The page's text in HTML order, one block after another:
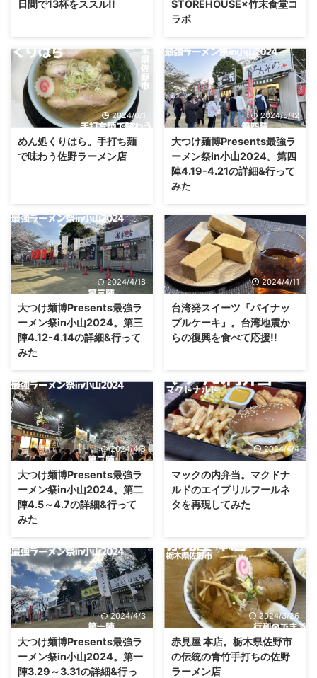
日間で13杯をススル!!
STOREHOUSE×竹末食堂コ
ラボ
2024/6/1
めん処くりはら。手打ち麺
で味わう佐野ラーメン店
2024/5/12
大つけ麺博Presents最強ラ
ーメン祭in小山2024。第四
陣4.19-4.21の詳細&行って
みた
2024/4/18
大つけ麺博Presents最強ラ
ーメン祭in小山2024。第三
陣4.12-4.14の詳細&行って
みた
2024/4/11
台湾発スイーツ『パイナッ
プルケーキ』。台湾地震か
らの復興を食べて応援!!
2024/4/8
大つけ麺博Presents最強ラ
ーメン祭in小山2024。第二
陣4.5～4.7の詳細&行って
みた
2024/4/4
マックの内弁当。マクドナ
ルドのエイプリルフールネ
タを再現してみた
2024/4/3
大つけ麺博Presents最強ラ
ーメン祭in小山2024。第一
陣3.29～3.31の詳細&行っ
2024/3/26
赤見屋 本店。栃木県佐野市
の伝統の青竹手打ちの佐野
ラーメン店